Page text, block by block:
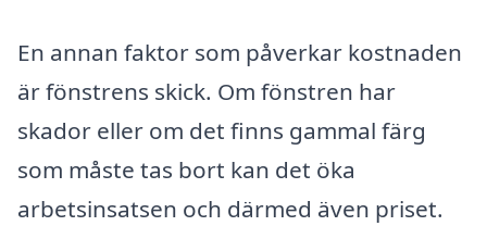
En annan faktor som påverkar kostnaden
är fönstrens skick. Om fönstren har
skador eller om det finns gammal färg
som måste tas bort kan det öka
arbetsinsatsen och därmed även priset.